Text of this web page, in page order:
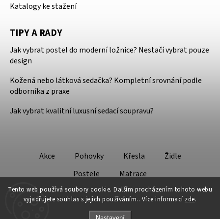
Tento web používá soubory cookie. Dalším procházením tohoto webu
vyjadřujete souhlas s jejich používáním.. Více informací zde.
Katalogy ke stažení
TIPY A RADY
Jak vybrat postel do moderní ložnice? Nestačí vybrat pouze
design
Kožená nebo látková sedačka? Kompletní srovnání podle
odborníka z praxe
Jak vybrat kvalitní luxusní sedací soupravu?
Akce Pohovky Křesla
Židle
Postele
Matrace